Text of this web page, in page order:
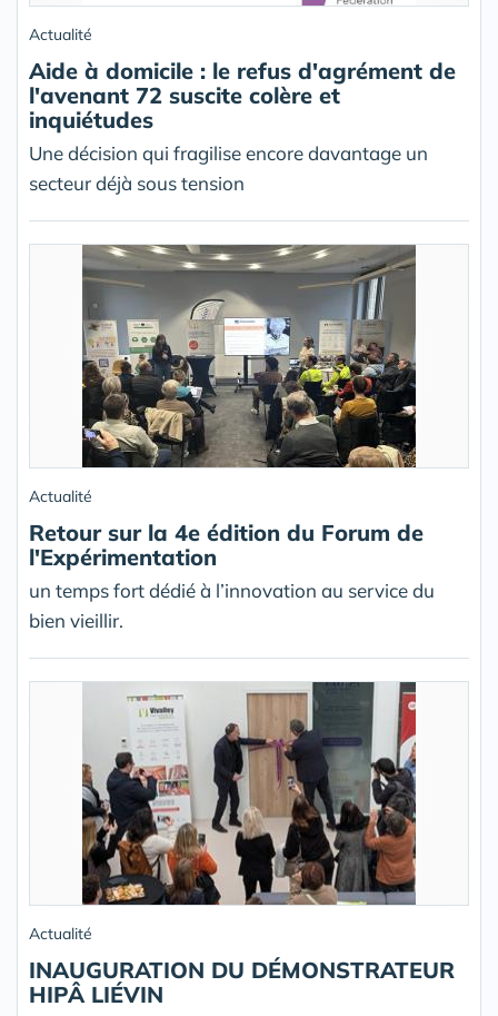
Actualité
Aide à domicile : le refus d'agrément de
l'avenant 72 suscite colère et
inquiétudes
Une décision qui fragilise encore davantage un
secteur déjà sous tension
Actualité
Retour sur la 4e édition du Forum de
l'Expérimentation
un temps fort dédié à l’innovation au service du
bien vieillir.
Actualité
INAUGURATION DU DÉMONSTRATEUR
HIPÂ LIÉVIN